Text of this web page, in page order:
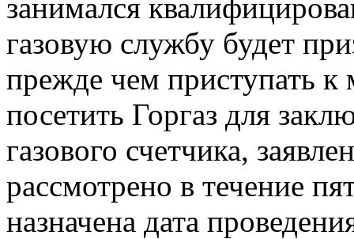
занимался
газовую службу будет
прежде чем приступать
посетить Горгаз для
газового счетчика,
рассмотрено в течение
назначена дата